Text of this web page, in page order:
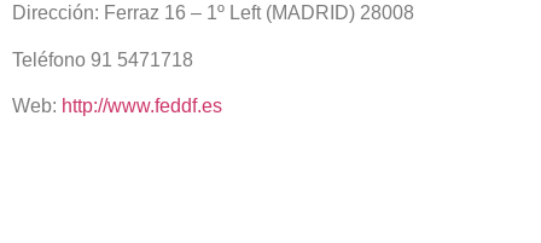
Dirección: Ferraz 16 – 1º Left (MADRID) 28008
Teléfono 91 5471718
Web: http://www.feddf.es